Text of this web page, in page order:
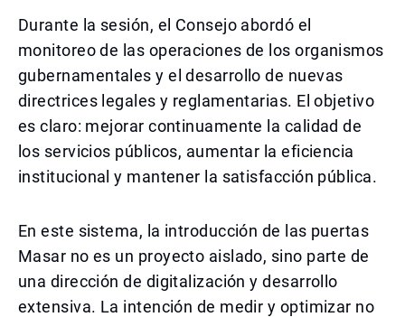
Durante la sesión, el Consejo abordó el
monitoreo de las operaciones de los organismos
gubernamentales y el desarrollo de nuevas
directrices legales y reglamentarias. El objetivo
es claro: mejorar continuamente la calidad de
los servicios públicos, aumentar la eficiencia
institucional y mantener la satisfacción pública.
En este sistema, la introducción de las puertas
Masar no es un proyecto aislado, sino parte de
una dirección de digitalización y desarrollo
extensiva. La intención de medir y optimizar no